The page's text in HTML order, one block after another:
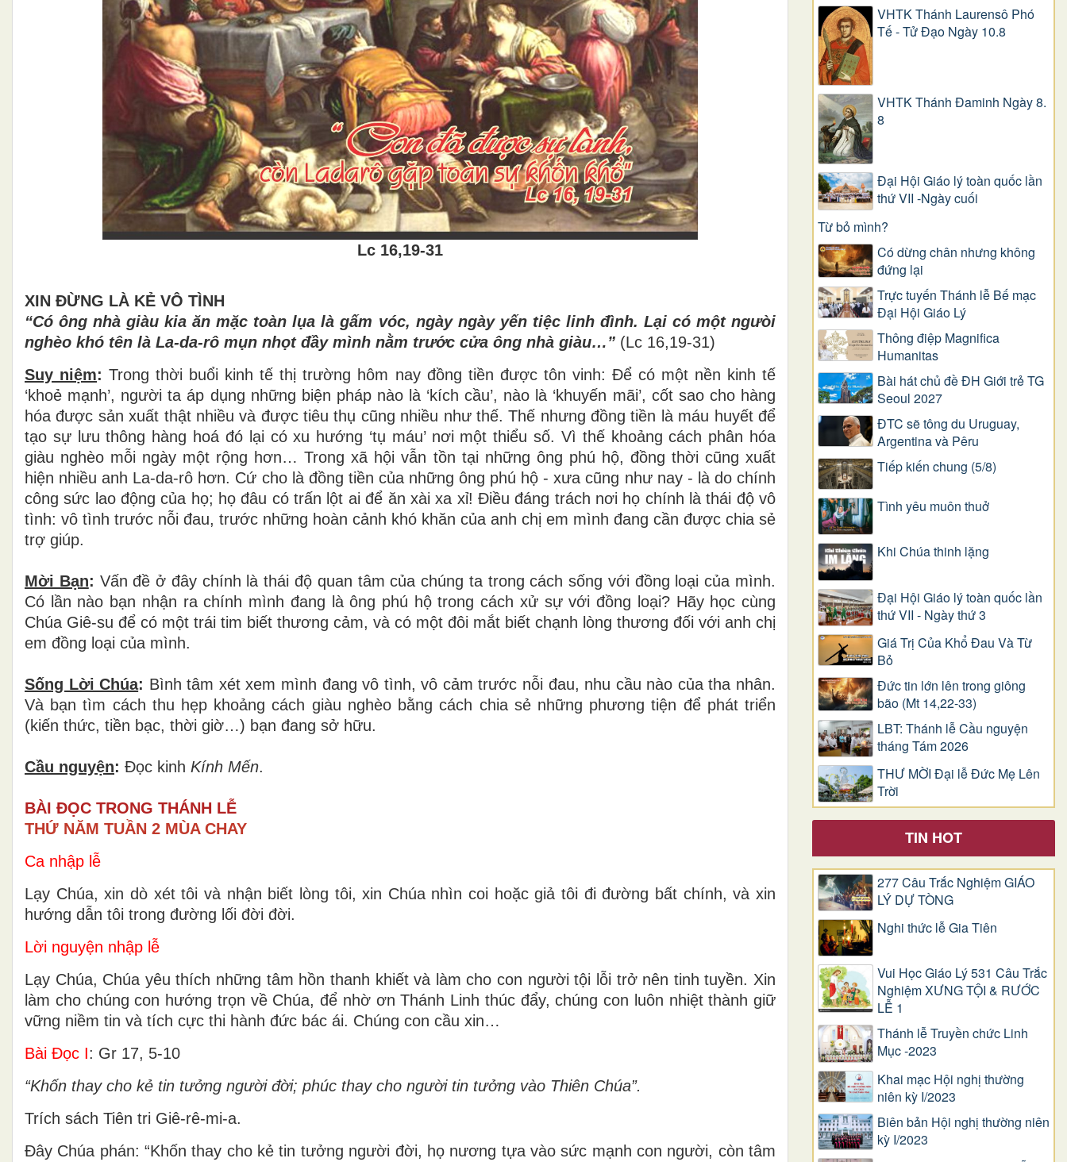
Lc 16,19-31
XIN ĐỪNG LÀ KẺ VÔ TÌNH
“Có ông nhà giàu kia ăn mặc toàn lụa là gấm vóc, ngày ngày yến tiệc linh đình. Lại có một ngưòi
nghèo khó tên là La-da-rô mụn nhọt đầy mình nằm trước cửa ông nhà giàu…” (Lc 16,19-31)
Suy niệm: Trongthời buổi kinh tế thị trường hôm nay đồng tiền được tôn vinh: Để có một nền kinh tế
‘khoẻ mạnh’, người ta áp dụng những biện pháp nào là ‘kích cầu’, nào là ‘khuyến mãi’, cốt sao cho hàng
hóa được sản xuất thật nhiều và được tiêu thụ cũng nhiều như thế. Thế nhưng đồng tiền là máu huyết để
tạo sự lưu thông hàng hoá đó lại có xu hướng ‘tụ máu’ nơi một thiểu số. Vì thế khoảng cách phân hóa
giàu nghèo mỗi ngày một rộng hơn… Trong xã hội vẫn tồn tại những ông phú hộ, đồng thời cũng xuất
hiện nhiều anh La-da-rô hơn. Cứ cho là đồng tiền của những ông phú hộ - xưa cũng như nay - là do chính
công sức lao động của họ; họ đâu có trấn lột ai để ăn xài xa xỉ! Điều đáng trách nơi họ chính là thái độ vô
tình: vô tình trước nỗi đau, trước những hoàn cảnh khó khăn của anh chị em mình đang cần được chia sẻ
trợ giúp.
Mời Bạn: Vấn đề ở đây chính là thái độ quan tâm của chúng ta trong cách sống với đồng loại của mình.
Có lần nào bạn nhận ra chính mình đang là ông phú hộ trong cách xử sự với đồng loại? Hãy học cùng
Chúa Giê-su để có một trái tim biết thương cảm, và có một đôi mắt biết chạnh lòng thương đối với anh chị
em đồng loại của mình.
Sống Lời Chúa: Bình tâm xét xem mình đang vô tình, vô cảm trước nỗi đau, nhu cầu nào của tha nhân.
Và bạn tìm cách thu hẹp khoảng cách giàu nghèo bằng cách chia sẻ những phương tiện để phát triển
(kiến thức, tiền bạc, thời giờ…) bạn đang sở hữu.
Cầu nguyện: Đọc kinh Kính Mến.
BÀI ĐỌC TRONG THÁNH LỄ
THỨ NĂM TUẦN 2 MÙA CHAY
Ca nhập lễ
Lạy Chúa, xin dò xét tôi và nhận biết lòng tôi, xin Chúa nhìn coi hoặc giả tôi đi đường bất chính, và xin
hướng dẫn tôi trong đường lối đời đời.
Lời nguyện nhập lễ
Lạy Chúa, Chúa yêu thích những tâm hồn thanh khiết và làm cho con người tội lỗi trở nên tinh tuyền. Xin
làm cho chúng con hướng trọn về Chúa, để nhờ ơn Thánh Linh thúc đẩy, chúng con luôn nhiệt thành giữ
vững niềm tin và tích cực thi hành đức bác ái. Chúng con cầu xin…
Bài Ðọc I: Gr 17, 5-10
“Khốn thay cho kẻ tin tưởng người đời; phúc thay cho người tin tưởng vào Thiên Chúa”.
Trích sách Tiên tri Giê-rê-mi-a.
Ðây Chúa phán: “Khốn thay cho kẻ tin tưởng người đời, họ nương tựa vào sức mạnh con người, còn tâm
VHTK Thánh Laurensô Phó
Tế - Tử Đạo Ngày 10.8
VHTK Thánh Đaminh Ngày 8.
8
Đại Hội Giáo lý toàn quốc lần
thứ VII -Ngày cuối
Từ bỏ mình?
Có dừng chân nhưng không
đứng lại
Trực tuyến Thánh lễ Bế mạc
Đại Hội Giáo Lý
Thông điệp Magnifica
Humanitas
Bài hát chủ đề ĐH Giới trẻ TG
Seoul 2027
ĐTC sẽ tông du Uruguay,
Argentina và Pêru
Tiếp kiến chung (5/8)
Tình yêu muôn thuở
Khi Chúa thinh lặng
Đại Hội Giáo lý toàn quốc lần
thứ VII - Ngày thứ 3
Giá Trị Của Khổ Ðau Và Từ
Bỏ
Đức tin lớn lên trong giông
bão (Mt 14,22-33)
LBT: Thánh lễ Cầu nguyện
tháng Tám 2026
THƯ MỜI Đại lễ Đức Mẹ Lên
Trời
TIN HOT
277 Câu Trắc Nghiệm GIÁO
LÝ DỰ TÒNG
Nghi thức lễ Gia Tiên
Vui Học Giáo Lý 531 Câu Trắc
Nghiệm XƯNG TỘI & RƯỚC
LỄ 1
Thánh lễ Truyền chức Linh
Mục -2023
Khai mạc Hội nghị thường
niên kỳ I/2023
Biên bản Hội nghị thường niên
kỳ I/2023